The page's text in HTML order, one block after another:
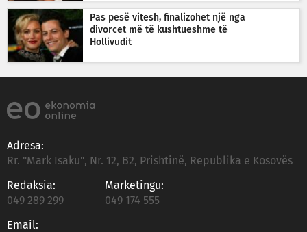
Pas pesë vitesh, finalizohet një nga
divorcet më të kushtueshme të
Hollivudit
Adresa:
Rr. "Mark Isaku", Nr. 12, B2, Prishtinë, Republika e Kosovës
Redaksia:
049 289 299
Marketingu:
049 174 555
Email: